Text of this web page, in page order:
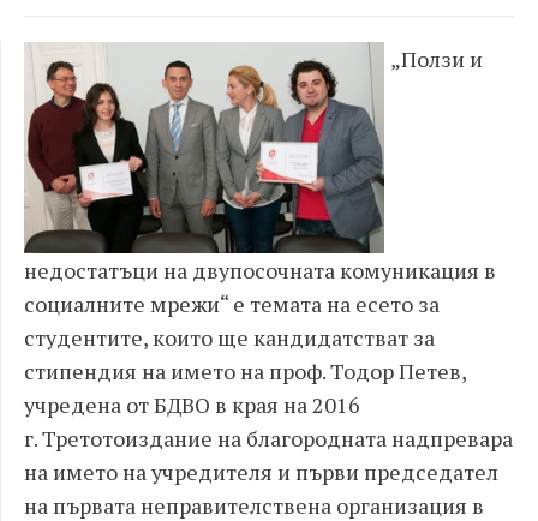
„Ползи и
недостатъци на двупосочната комуникация в
социалните мрежи“ е темата на есето за
студентите, които ще кандидатстват за
стипендия на името на проф. Тодор Петев,
учредена от БДВО в края на 2016
г.Третотоиздание на благородната надпревара
на името на учредителя и първи председател
на първата неправителствена организация в